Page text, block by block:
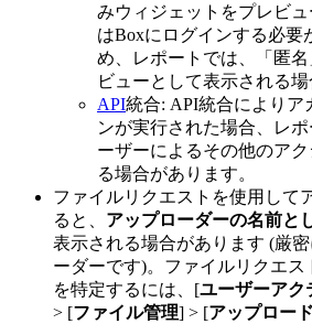
みウィジェットをプレビ
はBoxにログインする必要
め、レポートでは、「匿
ビューとして表示される場
API統合: API統合によりア
ンが実行された場合、レ
ーザーによるその他のア
る場合があります。
ファイルリクエストを使用して
ると、 アップローダーの名前と
表示される場合があります (厳
ーダーです)。ファイルリクエス
を特定するには、[ユーザーアク
> [ファイル管理] > [アップロード